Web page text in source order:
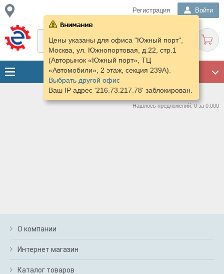
Регистрация Войти
Цены указаны для офиса "Южный порт",
Москва, ул. Южнопортовая, д.22, стр.1
(Авторынок «Южный порт», ТЦ
«Автомобили», 2 этаж, секция 239А).
Выбрать другой офис
Ваш IP адрес '216.73.217.78' заблокирован.
Нашлось предложений: 0 за 0.000
О компании
Интернет магазин
Каталог товаров